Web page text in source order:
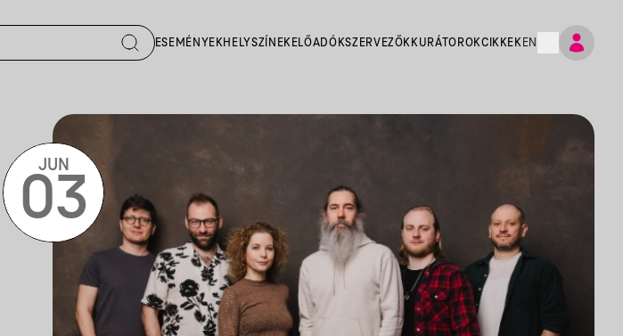
ESEMÉNYEKHELYSZÍNEK ELŐADÓKSZERVEZŐK KURÁTOROKCIKKEK EN
JUN
03